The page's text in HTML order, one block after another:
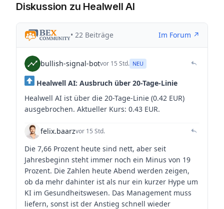
Diskussion zu Healwell AI